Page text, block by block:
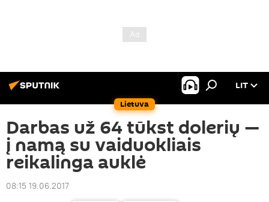
Lietuva
LIT
Darbas už 64 tūkst dolerių —
į namą su vaiduokliais
reikalinga auklė
08:15 19.06.2017